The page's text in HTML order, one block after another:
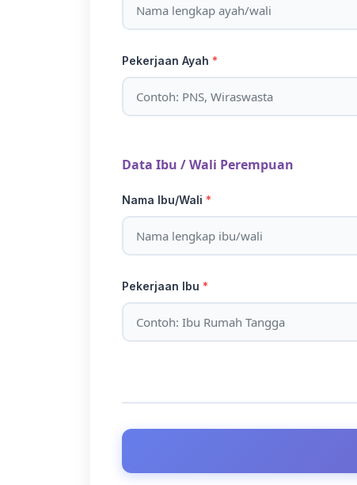
Pekerjaan Ayah *
Data Ibu / Wali Perempuan
Nama Ibu/Wali *
Pekerjaan Ibu *